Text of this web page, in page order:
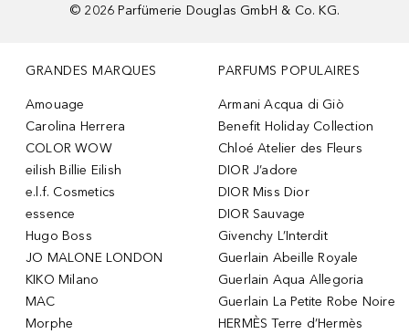
© 2026 Parfümerie Douglas GmbH & Co. KG.
GRANDES MARQUES
Amouage
Carolina Herrera
COLOR WOW
eilish Billie Eilish
e.l.f. Cosmetics
essence
Hugo Boss
JO MALONE LONDON
KIKO Milano
MAC
Morphe
PARFUMS POPULAIRES
Armani Acqua di Giò
Benefit Holiday Collection
Chloé Atelier des Fleurs
DIOR J’adore
DIOR Miss Dior
DIOR Sauvage
Givenchy L’Interdit
Guerlain Abeille Royale
Guerlain Aqua Allegoria
Guerlain La Petite Robe Noire
HERMÈS Terre d’Hermès